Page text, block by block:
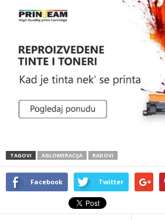
TAGOVI AGLOMERACIJA RADOVI
Facebook Twitter